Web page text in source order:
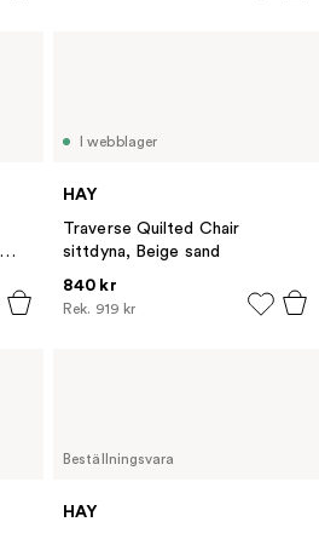
I webblager
HAY
Traverse Quilted Chair
sittdyna, Beige sand
840 kr
Rek. 919 kr
Beställningsvara
HAY